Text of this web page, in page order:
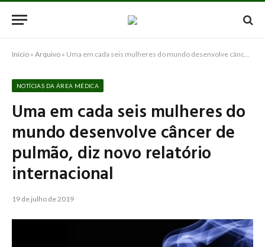
Início » Arquivo » Uma em cada seis mulheres do mundo desenvolve câncer de pulmão, diz novo relatório internacional
NOTÍCIAS DA ÁREA MÉDICA
Uma em cada seis mulheres do
mundo desenvolve câncer de
pulmão, diz novo relatório
internacional
19 de julho de 2019